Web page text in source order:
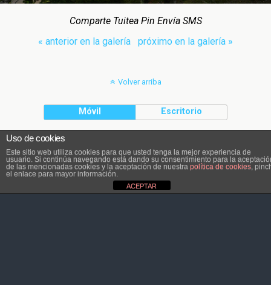
Comparte Tuitea Pin Envía SMS
« anterior en la galería
próximo en la galería »
Volver arriba
Móvil Escritorio
El contenido pertenece a Atletaviajero.info
Uso de cookies
Este sitio web utiliza cookies para que usted tenga la mejor experiencia de
usuario. Si continúa navegando está dando su consentimiento para la
de las mencionadas cookies y la aceptación de nuestra política de cookies ,
el enlace para mayor información.
ACEPTAR